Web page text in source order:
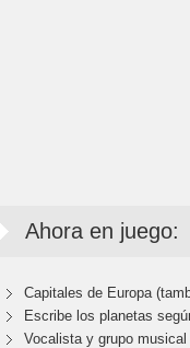
Ahora en juego:
Capitales de Europa
Escribe los planetas
Vocalista y grupo